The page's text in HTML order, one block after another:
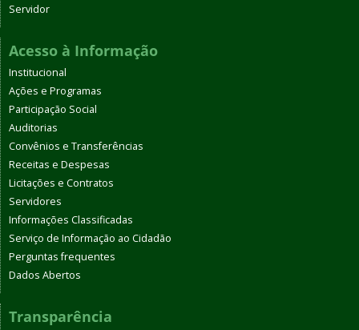
Servidor
Acesso à Informação
Institucional
Ações e Programas
Participação Social
Auditorias
Convênios e Transferências
Receitas e Despesas
Licitações e Contratos
Servidores
Informações Classificadas
Serviço de Informação ao Cidadão
Perguntas frequentes
Dados Abertos
Transparência